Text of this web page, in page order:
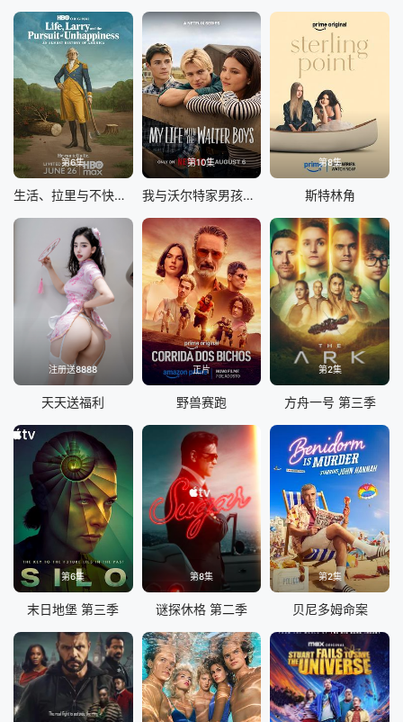
第6集
生活、拉里与不快乐的追求：一部美国史
第10集
我与沃尔特家男孩的生活 第三季
第8集
斯特林角
注册送8888
天天送福利
正片
野兽赛跑
第2集
方舟一号 第三季
第6集
末日地堡 第三季
第8集
谜探休格 第二季
第2集
贝尼多姆命案